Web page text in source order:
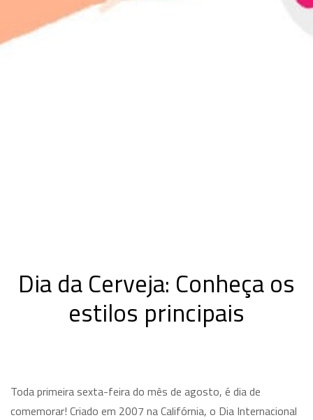
Dia da Cerveja: Conheça os
estilos principais
Toda primeira sexta-feira do mês de agosto, é dia de
comemorar! Criado em 2007 na Califórnia, o Dia Internacional